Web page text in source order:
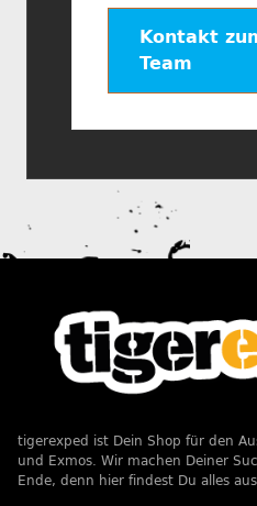
Kontakt
Team
tigerexped ist Dein Shop für den
und Exmos. Wir machen Deiner
Ende, denn hier findest Du alles aus